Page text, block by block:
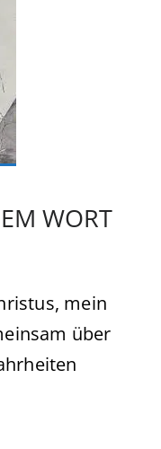
WORT
mein
über